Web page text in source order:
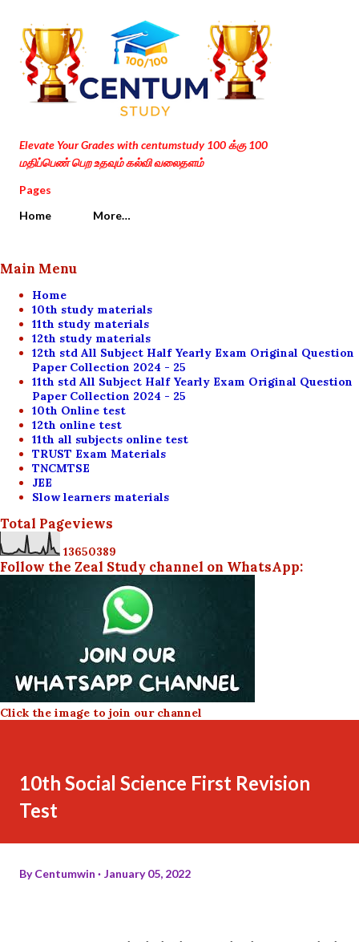
Skip to main content
Elevate Your Grades with centumstudy 100 க்கு 100
மதிப்பெண் பெற உதவும் கல்வி வலைதளம்
Pages
Home
More…
Main Menu
Home
10th study materials
11th study materials
12th study materials
12th std All Subject Half Yearly Exam Original Question
Paper Collection 2024 - 25
11th std All Subject Half Yearly Exam Original Question
Paper Collection 2024 - 25
10th Online test
12th online test
11th all subjects online test
TRUST Exam Materials
TNCMTSE
JEE
Slow learners materials
Total Pageviews
13650389
Follow the Zeal Study channel on WhatsApp:
Click the image to join our channel
10th Social Science First Revision
Test
ByCentumwin January 05, 2022